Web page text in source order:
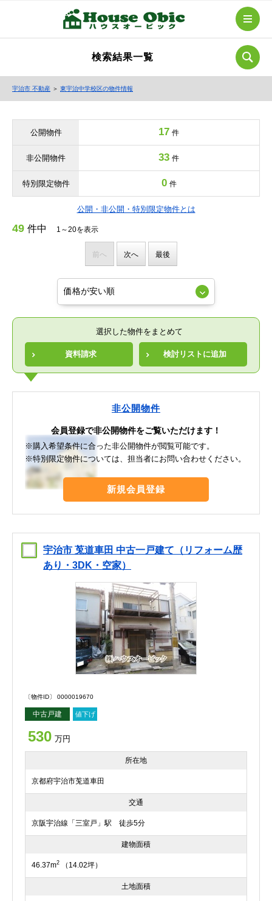
検索結果一覧
宇治市 不動産 ＞ 東宇治中学校区の物件情報
公開物件 17 件
非公開物件 33 件
特別限定物件 0 件
公開・非公開・特別限定物件とは
49 件中 1～20を表示
前へ 次へ 最後
選択した物件をまとめて
資料請求 検討リストに追加
非公開物件
会員登録で非公開物件をご覧いただけます！
※購入希望条件に合った非公開物件が閲覧可能です。
※特別限定物件については、担当者にお問い合わせください。
新規会員登録
宇治市 莵道車田 中古一戸建て（リフォーム歴
あり・3DK・空家）
〔物件ID〕 0000019670
中古戸建 値下げ
530 万円
所在地
京都府宇治市莵道車田
交通
京阪宇治線「三室戸」駅 徒歩5分
建物面積
46.37m2 （14.02坪）
土地面積